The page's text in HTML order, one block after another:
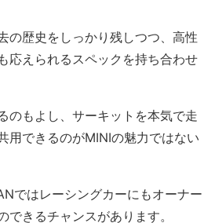
の歴史をしっかり残しつつ、高性
応えられるスペックを持ち合わせ
のもよし、サーキットを本気で走
用できるのがMINIの魅力ではない
ではレーシングカーにもオーナー
できるチャンスがあります。